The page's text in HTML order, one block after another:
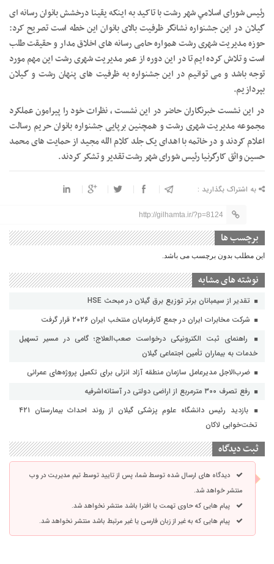
رئیس شورای اسلامي شهر رشت با تاکید به اینکه یقینا درخشش بانوان رسانه ای
گیلان در این جشنواره نشانگر ظرفیت بالای بانوان این خطه است تصریح کرد:
حوزه مدیریت شهری رشت همواره حامی رسانه های اخلاق مدار و حقیقت طلب
است و تلاش کرده ایم تا در این دوره از عمر مدیریت شهری رشت این مهم مورد
توجه باشد‌ و می توانیم در این جشنواره به ظرفیت های پنهان رشت و گیلان
بپردازیم.
در این نشست خبرنگاران حاضر در این نشست ، نظرات خود را پیرامون عملکرد
مجموعه مدیریت شهری رشت و همچنین برپایی جشنواره بانوان حریم رسالت
اعلام کردند و در خاتمه با اهدای یک جلد کلام الله مجید از حمایت های محمد
حسین واثق کارگرنیا رئیس شورای شهر رشت تقدیر و تشکر کردند.
به اشتراک بگذارید :
http://gilhamta.ir/?p=8124
برچسب ها
این مطلب بدون برچسب می باشد.
نوشته های مشابه
تقدیر از سیمبانان برتر توزیع برق گیلان در مبحث HSE
شرکت مخابرات ایران در جمع کارفرمایان منتخب ایران ۲۰۲۶ قرار گرفت
راهنمای ثبت الکترونیکی درخواست صعب‌العلاج؛ گامی در مسیر تسهیل
خدمات به بیماران تأمین اجتماعی گیلان
ضرب‌الاجل مدیرعامل سازمان منطقه آزاد انزلی برای تکمیل پروژه‌های عمرانی
رفع تصرف ۳۰۰ مترمربع از اراضی دولتی در آستانه‌اشرفیه
بازدید رئیس دانشگاه علوم پزشکی گیلان از روند احداث بیمارستان ۴۲۱
تخت‌خوابی لاکان
ثبت دیدگاه
دیدگاه های ارسال شده توسط شما، پس از تایید توسط تیم مدیریت در وب
منتشر خواهد شد.
پیام هایی که حاوی تهمت یا افترا باشد منتشر نخواهد شد.
پیام هایی که به غیر از زبان فارسی یا غیر مرتبط باشد منتشر نخواهد شد.